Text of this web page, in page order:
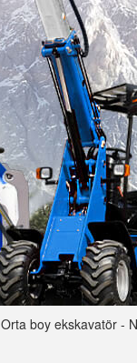
Orta boy ekskavatör -